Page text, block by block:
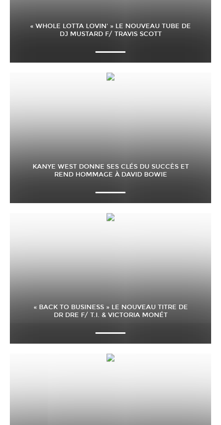
« WHOLE LOTTA LOVIN' » LE NOUVEAU TUBE DE
DJ MUSTARD F/ TRAVIS SCOTT
KANYE WEST DONNE SES CLÉS DU SUCCÈS ET
REND HOMMAGE À DAVID BOWIE
« BACK TO BUSINESS » LE NOUVEAU TITRE DE
DR DRE F/ T.I. & VICTORIA MONÉT